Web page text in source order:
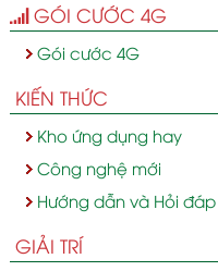
GÓI CƯỚC 4G
Gói cước 4G
KIẾN THỨC
Kho ứng dụng hay
Công nghệ mới
Hướng dẫn và Hỏi đáp
GIẢI TRÍ